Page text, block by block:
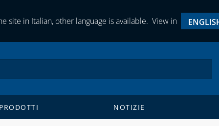
site in Italian, other language is available. View in
NOTIZIE